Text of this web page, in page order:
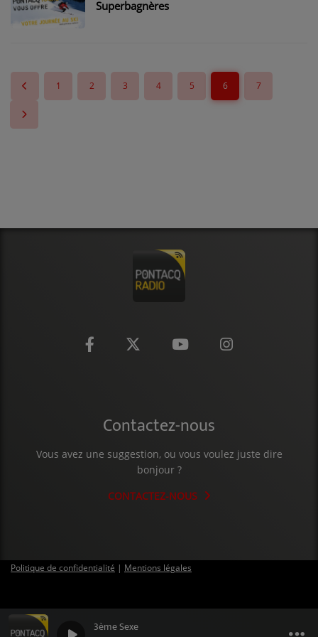
3ème Sexe
Superbagnères
1 2 3 4 5 6 7
Contactez-nous
Vous avez une suggestion, ou vous voulez juste dire
bonjour ?
CONTACTEZ-NOUS
Politique de confidentialité | Mentions légales